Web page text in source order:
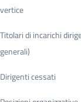
vertice
Titolari di incarichi
generali)
Dirigenti cessati